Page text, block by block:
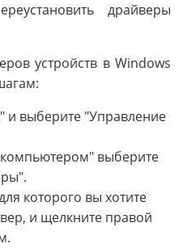
драйверы
устройств в Windows
и выберите "Управление
выберите
которого вы хотите
и щелкните правой